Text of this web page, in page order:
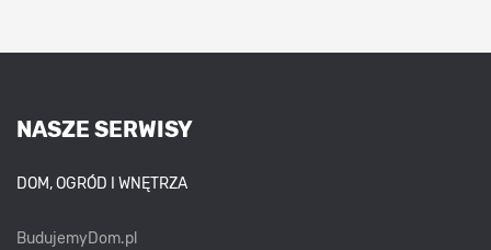
NASZE SERWISY
DOM, OGRÓD I WNĘTRZA
BudujemyDom.pl